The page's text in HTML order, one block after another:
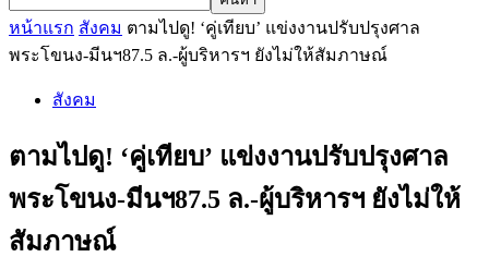
หน้าแรก สังคม ตามไปดู! ‘คู่เทียบ’ แข่งงานปรับปรุงศาล
พระโขนง-มีนฯ87.5 ล.-ผู้บริหารฯ ยังไม่ให้สัมภาษณ์
สังคม
ตามไปดู! ‘คู่เทียบ’ แข่งงานปรับปรุงศาล
พระโขนง-มีนฯ87.5 ล.-ผู้บริหารฯ ยังไม่ให้
สัมภาษณ์